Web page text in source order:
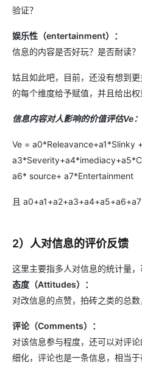
验证？
娱乐性（entertainment）：
信息的内容是否好玩？是否耐读？
姑且如此吧，目前，还没有想到
的每个维度给予赋值，并且给出
信息内容对人影响的价值评估Ve：
Ve = a0*Releavance+a1*Slinky
a6* source+ a7*Entertainment
且
2）人对信息的评价反馈
这里主要指多人对信息的统计量，
态度（Attitudes）：
对改信息的点赞，拍砖之类的总数
评论（Comments）：
对该信息参与程度，还可以对评
细化，评论也是一条信息，相当于